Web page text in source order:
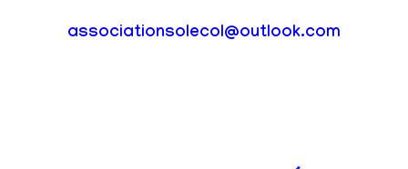
associationsolecol@outlook.com